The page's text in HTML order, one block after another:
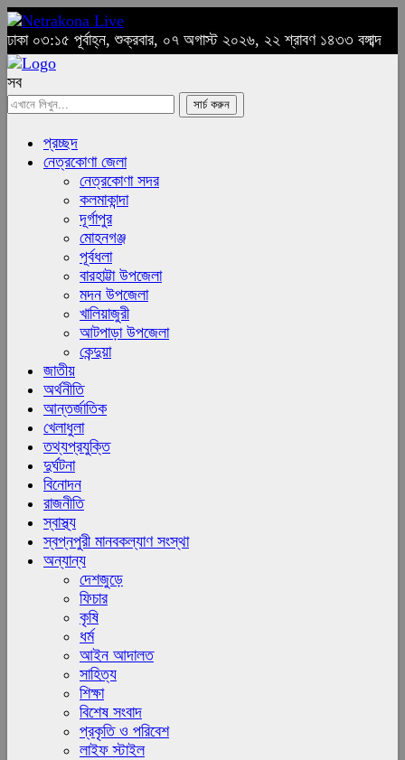
ঢাকা ০৩:১৫ পূর্বাহ্ন, শুক্রবার, ০৭ অগাস্ট ২০২৬, ২২ শ্রাবণ ১৪৩৩ বঙ্গাব্দ
সব
প্রচ্ছদ
নেত্রকোণা জেলা
নেত্রকোণা সদর
কলমাকান্দা
দূর্গাপুর
মোহনগঞ্জ
পূর্বধলা
বারহাট্টা উপজেলা
মদন উপজেলা
খালিয়াজুরী
আটপাড়া উপজেলা
কেন্দুয়া
জাতীয়
অর্থনীতি
আন্তর্জাতিক
খেলাধুলা
তথ্যপ্রযুক্তি
দুর্ঘটনা
বিনোদন
রাজনীতি
স্বাস্থ্য
স্বপ্নপুরী মানবকল্যাণ সংস্থা
অন্যান্য
দেশজুড়ে
ফিচার
কৃষি
ধর্ম
আইন আদালত
সাহিত্য
শিক্ষা
বিশেষ সংবাদ
প্রকৃতি ও পরিবেশ
লাইফ স্টাইল